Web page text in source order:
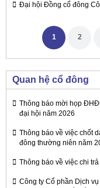
Đại hội Đồng cổ đông
1 2
Quan hệ cổ đông
Thông báo mời họp
đại hội năm 2026
Thông báo về việc chốt
đông thường niên năm
Thông báo về việc chi
Công ty Cổ phần Dịch